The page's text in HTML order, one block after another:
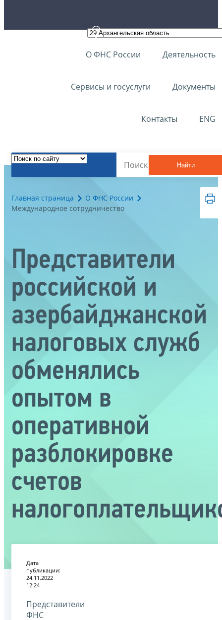
О ФНС России Деятельность
Сервисы и госуслуги Документы
Контакты ENG
Найти
Главная страница
О ФНС России
Международное сотрудничество
Представители
российской и
азербайджанской
налоговых служб
обменялись
опытом в
оперативной
разблокировке
счетов
Дата
публикации:
24.11.2022
12:24
Представители
ФНС